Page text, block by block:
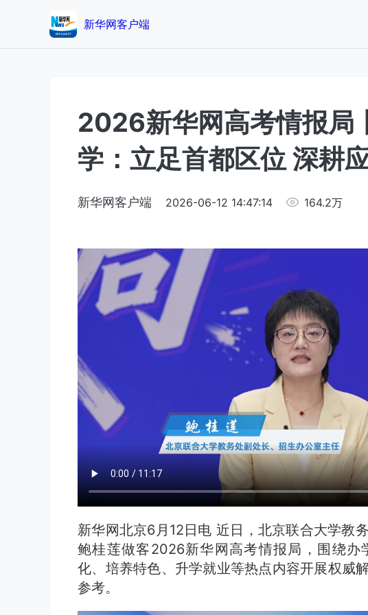
新华网客户端
2026新华网高考情报局
学：立足首都区位 深耕
新华网客户端 2026-06-12 14:47:14 164.2万
新华网北京6月12日电 近日，北京联合大学教
鲍桂莲做客2026新华网高考情报局，围绕办
化、培养特色、升学就业等热点内容开展权威
参考。